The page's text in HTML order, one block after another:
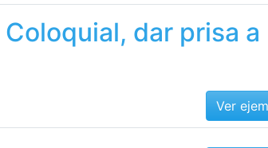
Coloquial, dar prisa a
Ver